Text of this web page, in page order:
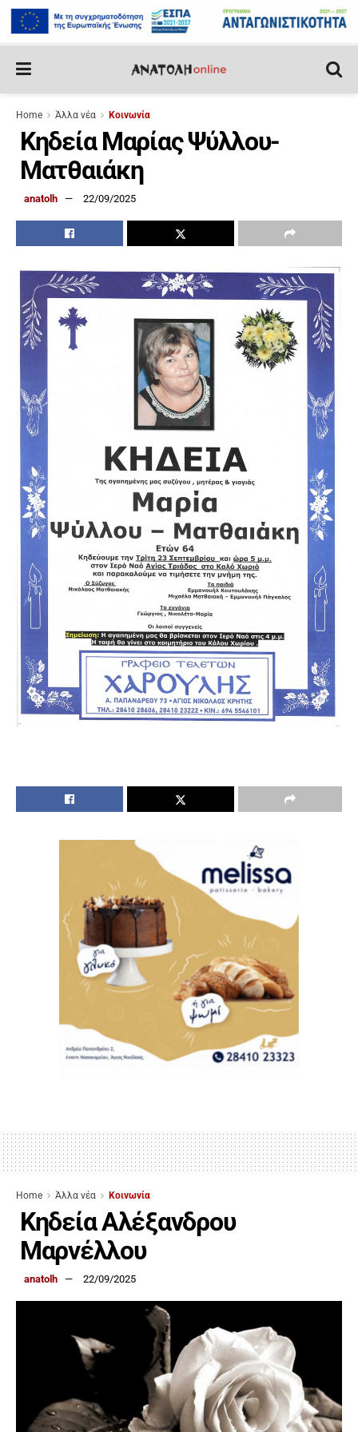
Home Άλλα νέα Κοινωνία
Κηδεία Μαρίας Ψύλλου-
Ματθαιάκη
anatolh 22/09/2025
Home Άλλα νέα Κοινωνία
Κηδεία Αλέξανδρου
Μαρνέλλου
anatolh 22/09/2025